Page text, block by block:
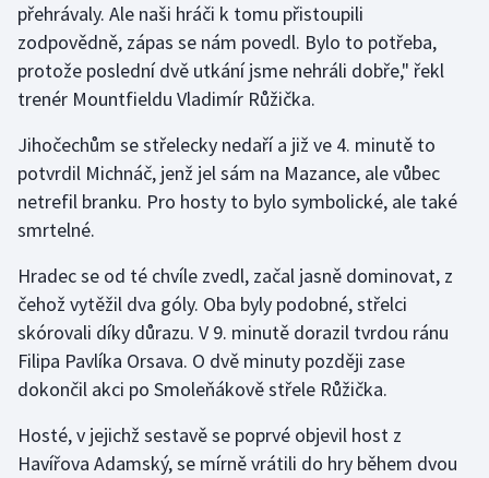
Futsal
Golf
Gymnastika
Házená
Jezdectví
Judo
Krasobruslení
Lezení
Lyže a snowboard
přehrávaly. Ale naši hráči k tomu přistoupili
zodpovědně, zápas se nám povedl. Bylo to potřeba,
protože poslední dvě utkání jsme nehráli dobře," řekl
trenér Mountfieldu Vladimír Růžička.
Jihočechům se střelecky nedaří a již ve 4. minutě to
potvrdil Michnáč, jenž jel sám na Mazance, ale vůbec
netrefil branku. Pro hosty to bylo symbolické, ale také
smrtelné.
Hradec se od té chvíle zvedl, začal jasně dominovat, z
čehož vytěžil dva góly. Oba byly podobné, střelci
skórovali díky důrazu. V 9. minutě dorazil tvrdou ránu
Filipa Pavlíka Orsava. O dvě minuty později zase
dokončil akci po Smoleňákově střele Růžička.
Hosté, v jejichž sestavě se poprvé objevil host z
Havířova Adamský, se mírně vrátili do hry během dvou